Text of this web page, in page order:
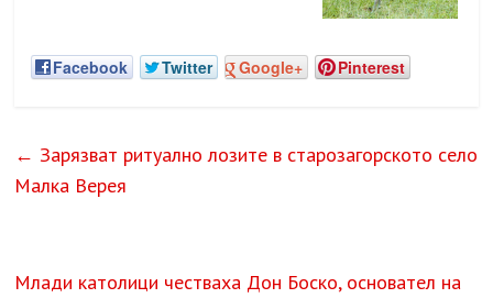
Facebook Twitter Google+ Pinterest
← Зарязват ритуално лозите в старозагорското село
Малка Верея
Млади католици честваха Дон Боско, основател на